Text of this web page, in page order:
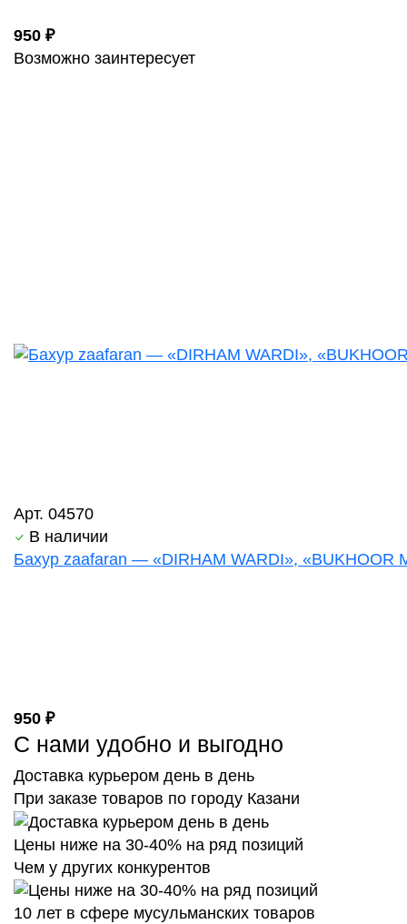
950 ₽
Возможно заинтересует
Арт. 04570
В наличии
Бахур zaafaran — «DIRHAM WARDI», «BUKHOOR
950 ₽
С нами удобно и выгодно
Доставка курьером день в день
При заказе товаров по городу Казани
Цены ниже на 30-40% на ряд позиций
Чем у других конкурентов
10 лет в сфере мусульманских товаров